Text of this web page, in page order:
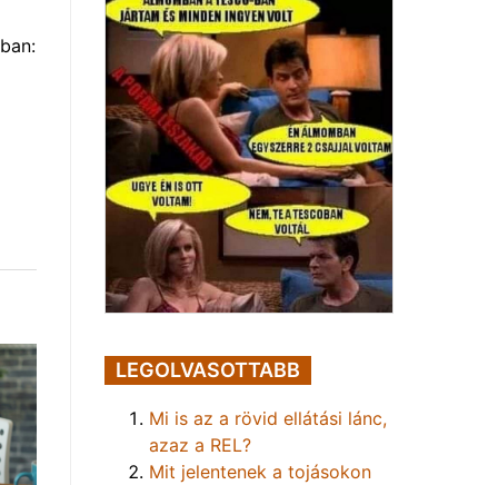
LEGOLVASOTTABB
Mi is az a rövid ellátási lánc,
azaz a REL?
Mit jelentenek a tojásokon